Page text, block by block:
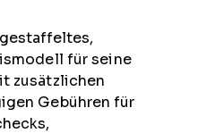
für seine
zusätzlichen
Gebühren für